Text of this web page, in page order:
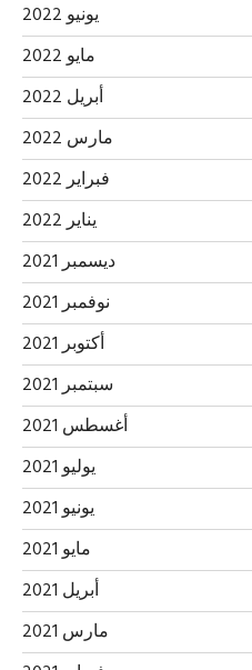
يونيو 2022
مايو 2022
أبريل 2022
مارس 2022
فبراير 2022
يناير 2022
ديسمبر 2021
نوفمبر 2021
أكتوبر 2021
سبتمبر 2021
أغسطس 2021
يوليو 2021
يونيو 2021
مايو 2021
أبريل 2021
مارس 2021